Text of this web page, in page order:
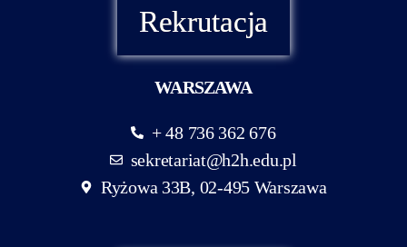
Rekrutacja
WARSZAWA
+ 48 736 362 676
sekretariat@h2h.edu.pl
Ryżowa 33B, 02-495 Warszawa